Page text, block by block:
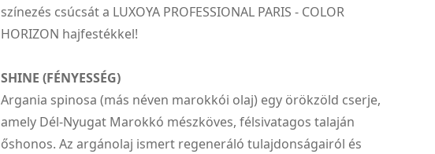
színezés csúcsát a LUXOYA PROFESSIONAL PARIS - COLOR
HORIZON hajfestékkel!
SHINE (FÉNYESSÉG)
Argania spinosa (más néven marokkói olaj) egy örökzöld cserje,
amely Dél-Nyugat Marokkó mészköves, félsivatagos talaján
őshonos. Az argánolaj ismert regeneráló tulajdonságairól és